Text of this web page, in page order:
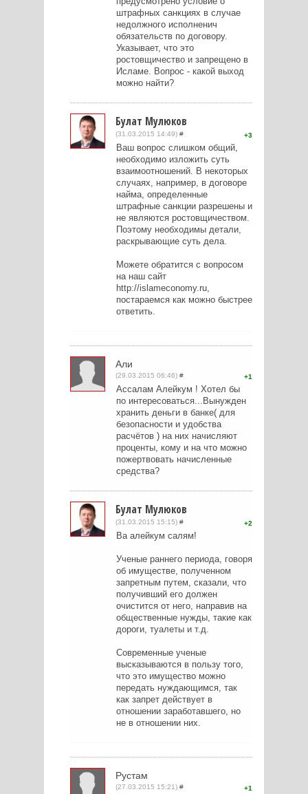
штрафных санкциях в случае
недолжного исполненич
обязательств по договору.
Указывает, что это
ростовщичество и запрещено в
Исламе. Вопрос - какой выход
можно найти?
Булат Мулюков
(31.03.2015 14:49) # 3
Ваш вопрос слишком общий,
необходимо изложить суть
взаимоотношений. В некоторых
случаях, например, в договоре
найма, определенные
штрафные санкции разрешены и
не являются ростовщичеством.
Поэтому необходимы детали,
раскрывающие суть дела.
Можете обратится с вопросом
на наш сайт
http://islameconomy.ru,
постараемся как можно быстрее
ответить.
Али
(29.03.2015 06:46) # 1
Ассалам Алейкум ! Хотел бы
по интересоваться...Вынужден
хранить деньги в банке( для
безопасности и удобства
расчётов ) на них начисляют
проценты, кому и на что можно
пожертвовать начисленные
средства?
Булат Мулюков
(31.03.2015 15:15) # 2
Ва алейкум салям!
Ученые раннего периода, говоря
об имуществе, полученном
запретным путем, сказали, что
получивший его должен
очистится от него, направив на
общественные нужды, такие как
дороги, туалеты и т.д.
Современные ученые
высказываются в пользу того,
что это имущество можно
передать нуждающимся, так
как запрет действует в
отношении заработавшего, но
не в отношении них.
Рустам
(27.03.2015 15:21) # 1